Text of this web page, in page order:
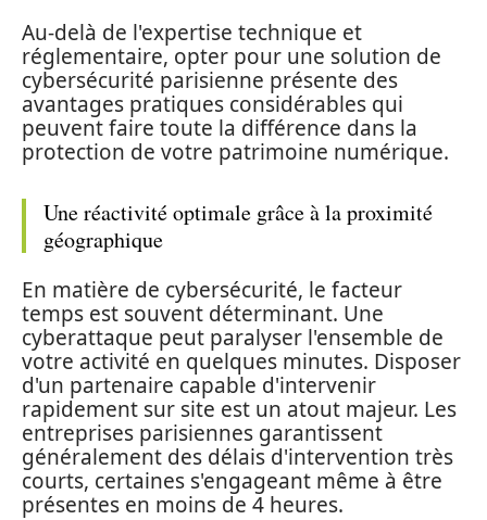
Au-delà de l'expertise technique et
réglementaire, opter pour une solution de
cybersécurité parisienne présente des
avantages pratiques considérables qui
peuvent faire toute la différence dans la
protection de votre patrimoine numérique.
Une réactivité optimale grâce à la proximité
géographique
En matière de cybersécurité, le facteur
temps est souvent déterminant. Une
cyberattaque peut paralyser l'ensemble de
votre activité en quelques minutes. Disposer
d'un partenaire capable d'intervenir
rapidement sur site est un atout majeur. Les
entreprises parisiennes garantissent
généralement des délais d'intervention très
courts, certaines s'engageant même à être
présentes en moins de 4 heures.